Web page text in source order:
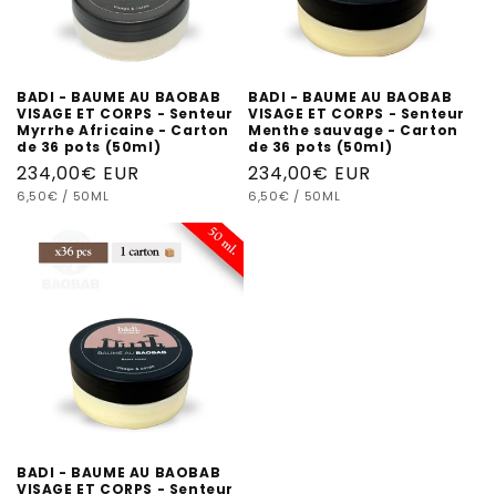
BADI - BAUME AU BAOBAB
VISAGE ET CORPS - Senteur
Myrrhe Africaine - Carton
de 36 pots (50ml)
Prix
habituel
234,00€ EUR
PRIX
6,50€ / PAR
50ML
BADI - BAUME AU BAOBAB
VISAGE ET CORPS - Senteur
Menthe sauvage - Carton
de 36 pots (50ml)
Prix
habituel
234,00€ EUR
PRIX
6,50€ / PAR
50ML
BADI - BAUME AU BAOBAB
VISAGE ET CORPS - Senteur